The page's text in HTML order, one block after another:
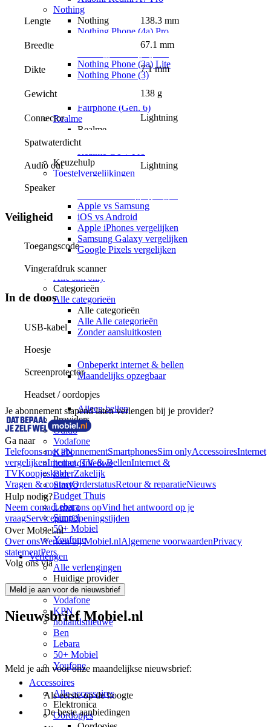
Nothing
Nothing
Nothing Phone (4a) Pro
Nothing Phone (4a)
Nothing Phone (3a) Lite
Nothing Phone (3)
Fairphone (Gen. 6)
Realme
Realme
Realme GT 8 Pro
Keuzehulp
Toestelvergelijkingen
Apple vs Samsung
iOS vs Android
Apple iPhones vergelijken
Samsung Galaxy vergelijken
Google Pixels vergelijken
Sim only
Alle sim only
Categorieën
Alle categorieën
Alle categorieën
Alle Alle categorieën
Zonder aansluitkosten
Onbeperkt internet & bellen
Maandelijks opzegbaar
5G
Alleen bellen
Providers
Odido
Vodafone
KPN
hollandsnieuwe
Ben
Simyo
Budget Thuis
Lebara
Simpel
50+ Mobiel
Youfone
Verlengen
Alle verlengingen
Huidige provider
Odido
Vodafone
KPN
hollandsnieuwe
Ben
Lebara
50+ Mobiel
Youfone
Accessoires
Alle accessoires
Elektronica
Oordopjes
Lengte 138.3 mm
Breedte 67.1 mm
Dikte 7.1 mm
Gewicht 138 g
Connector Lightning
Spatwaterdicht
Audio out Lightning
Speaker
Veiligheid
Toegangscode
Vingerafdruk scanner
In de doos
USB-kabel
Hoesje
Screenprotector
Headset / oordopjes
Je abonnement slapend laten verlengen bij je provider?
Ga naar
Telefoons met abonnementSmartphonesSim onlyAccessoiresInternet
vergelijkenInternet, TV & BellenInternet &
TVKoopjeskelderZakelijk
Vragen & contactOrderstatusRetour & reparatieNieuws
Hulp nodig?
Neem contact met ons opVind het antwoord op je
vraagServicepuntOpeningstijden
Over Mobiel.nl
Over onsWerken bij Mobiel.nlAlgemene voorwaardenPrivacy
statementPers
Volg ons via
Meld je aan voor de nieuwsbrief
Nieuwsbrief Mobiel.nl
Meld je aan voor onze maandelijkse nieuwsbrief:
Als eerste op de hoogte
De beste aanbiedingen